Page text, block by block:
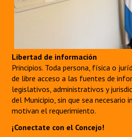
Libertad de información
Principios. Toda persona, física o
de libre acceso a las fuentes de
legislativos, administrativos y
del Municipio, sin que sea necesario
motivan el requerimiento.
¡Conectate con el Concejo!